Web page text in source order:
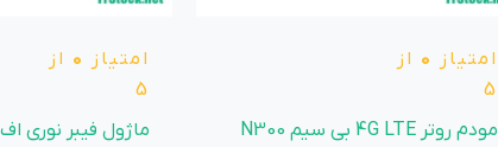
امتیاز 0 از
5
مودم روتر 4G LTE بی سیم N300
امتیاز 0 از
5